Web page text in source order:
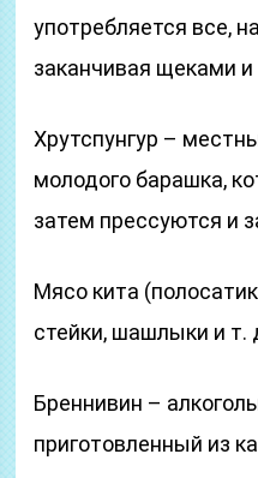
употребляется все,
заканчивая щеками и
Хрутспунгур –
молодого барашка,
затем прессуются и
Мясо кита
стейки, шашлыки и т.
Бреннивин –
приготовленный из